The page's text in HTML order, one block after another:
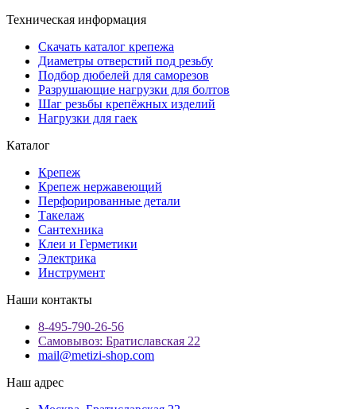
Техническая информация
Скачать каталог крепежа
Диаметры отверстий под резьбу
Подбор дюбелей для саморезов
Разрушающие нагрузки для болтов
Шаг резьбы крепёжных изделий
Нагрузки для гаек
Каталог
Крепеж
Крепеж нержавеющий
Перфорированные детали
Такелаж
Сантехника
Клеи и Герметики
Электрика
Инструмент
Наши контакты
8-495-790-26-56
Самовывоз: Братиславская 22
mail@metizi-shop.com
Наш адрес